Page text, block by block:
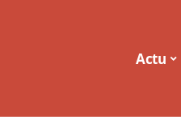
Actu